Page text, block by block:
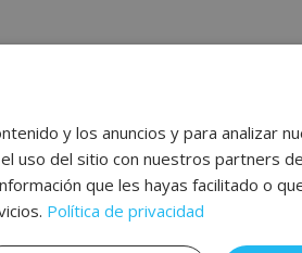
Correo electrónico*
y los anuncios y para analizar
uso del sitio con nuestros partners
que les hayas facilitado o
Política de privacidad